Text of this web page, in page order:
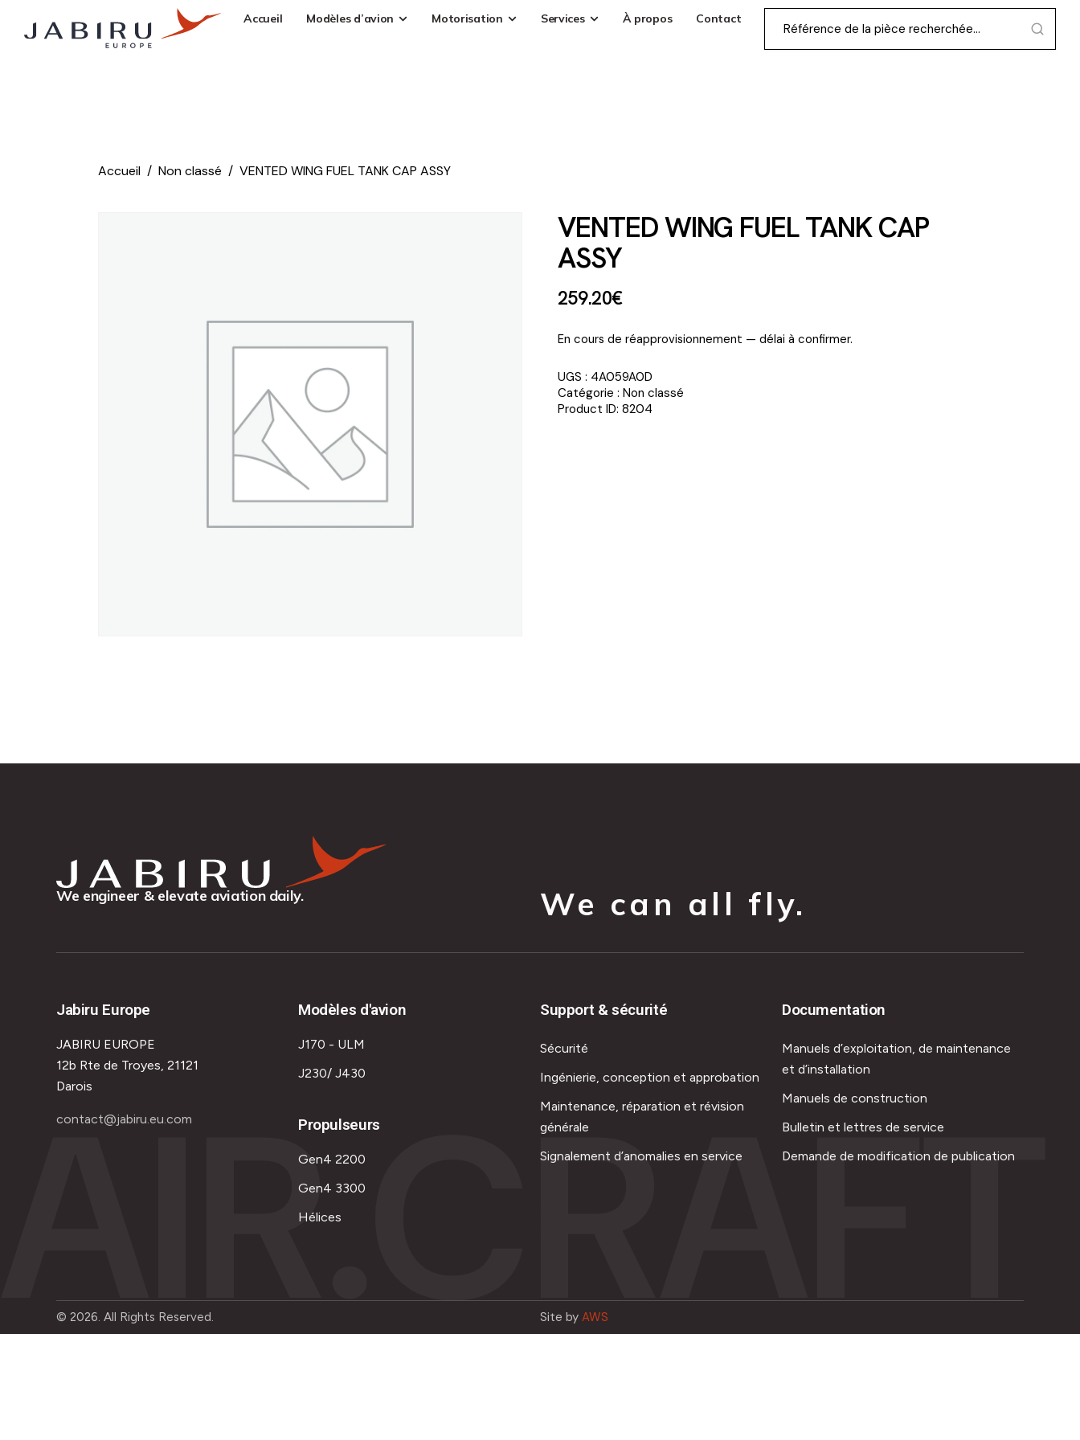
Accueil Modèles d’avion Motorisation Services À propos Contact
Accueil Non classé VENTED WING FUEL TANK CAP ASSY
VENTED WING FUEL TANK CAP
ASSY
259.20€
En cours de réapprovisionnement — délai à confirmer.
UGS : 4A059A0D
Catégorie : Non classé
Product ID: 8204
We engineer & elevate aviation daily. We can all fly.
Jabiru Europe
JABIRU EUROPE
12b Rte de Troyes, 21121
Darois
contact@jabiru.eu.com
Modèles d'avion
J170 - ULM
J230/ J430
Propulseurs
Gen4 2200
Gen4 3300
Hélices
Support & sécurité
Sécurité
Ingénierie, conception et approbation
Maintenance, réparation et révision
générale
Signalement d’anomalies en service
Documentation
Manuels d’exploitation, de maintenance
et d’installation
Manuels de construction
Bulletin et lettres de service
Demande de modification de publication
AIR.CRAFT
© 2026. All Rights Reserved. Site by AWS